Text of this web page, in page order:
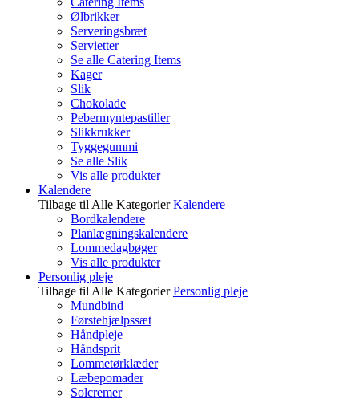
Ølbrikker
Serveringsbræt
Servietter
Se alle Catering Items
Kager
Slik
Chokolade
Pebermyntepastiller
Slikkrukker
Tyggegummi
Se alle Slik
Vis alle produkter
Kalendere
Tilbage til Alle Kategorier Kalendere
Bordkalendere
Planlægningskalendere
Lommedagbøger
Vis alle produkter
Personlig pleje
Tilbage til Alle Kategorier Personlig pleje
Mundbind
Førstehjælpssæt
Håndpleje
Håndsprit
Lommetørklæder
Læbepomader
Solcremer